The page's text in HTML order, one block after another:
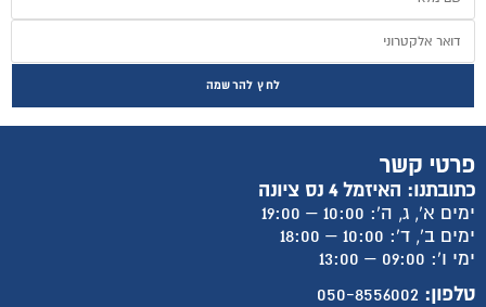
לחץ להרשמה
פרטי קשר
כתובתנו: האיזמל 4 נס ציונה
ימים א', ג, ה': 10:00 – 19:00
ימים ב', ד': 10:00 – 18:00
ימי ו': 09:00 – 13:00
טלפון: 050-8556002